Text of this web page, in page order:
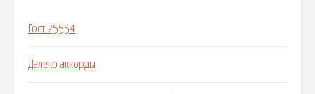
Гост 25554
Далеко аккорды